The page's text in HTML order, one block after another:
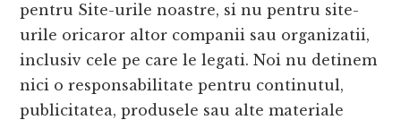
pentru Site-urile noastre, si nu pentru site-
urile oricaror altor companii sau organizatii,
inclusiv cele pe care le legati. Noi nu detinem
nici o responsabilitate pentru continutul,
publicitatea, produsele sau alte materiale